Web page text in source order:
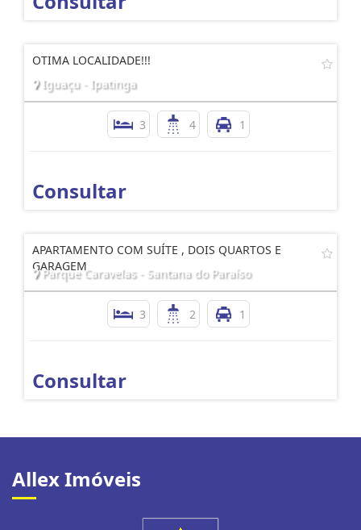
OTIMA LOCALIDADE!!!
Iguaçu - Ipatinga
3 4 1
Consultar
APARTAMENTO COM SUÍTE , DOIS QUARTOS E
GARAGEM
Parque Caravelas - Santana do Paraíso
3 2 1
Consultar
Allex Imóveis